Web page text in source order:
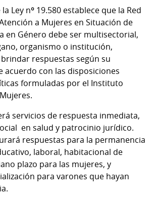
Ley nº 19.580 establece que la Red
a Mujeres en Situación de
en Género debe ser multisectorial,
organismo o institución,
respuestas según su
acuerdo con las disposiciones
formuladas por el Instituto
servicios de respuesta inmediata,
en salud y patrocinio jurídico.
respuestas para la permanencia
laboral, habitacional de
plazo para las mujeres, y
para varones que hayan